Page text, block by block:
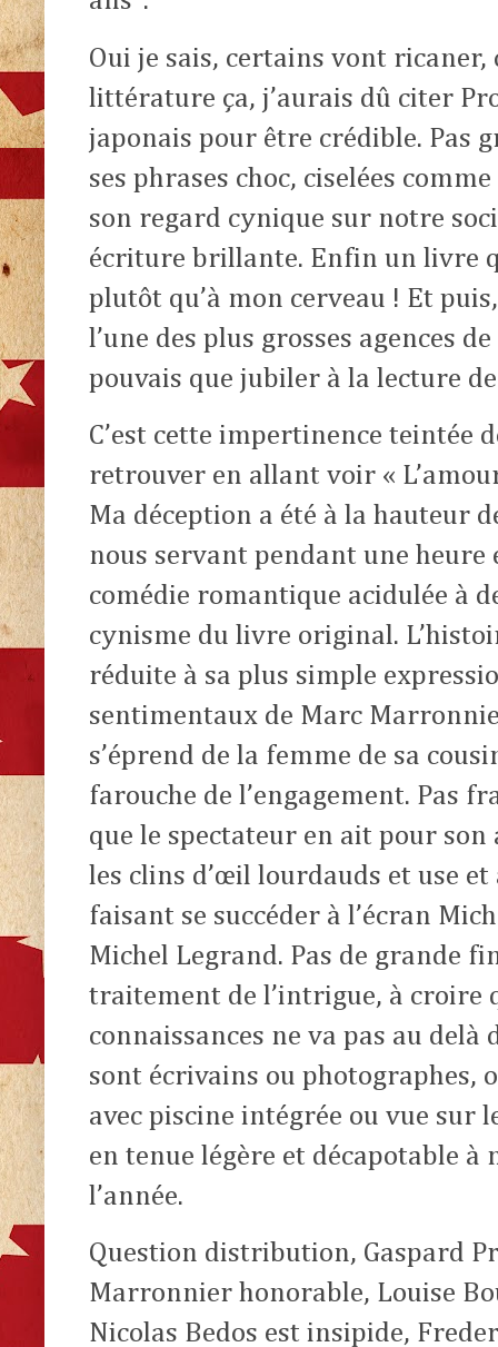
Oui je sais, certains vont ricaner,
littérature ça, j’aurais dû citer
japonais pour être crédible. Pas
ses phrases choc, ciselées
son regard cynique sur notre
écriture brillante. Enfin un livre
plutôt qu’à mon cerveau ! Et
l’une des plus grosses agences
pouvais que jubiler à la lecture
C’est cette impertinence teintée
retrouver en allant voir «
Ma déception a été à la hauteur
nous servant pendant une heure
comédie romantique acidulée à
cynisme du livre original.
réduite à sa plus simple
sentimentaux de Marc
s’éprend de la femme de sa
farouche de l’engagement. Pas
que le spectateur en ait pour
les clins d’œil lourdauds et use
faisant se succéder à l’écran
Michel Legrand. Pas de grande
traitement de l’intrigue, à croire
connaissances ne va pas au delà
sont écrivains ou photographes,
avec piscine intégrée ou vue sur
en tenue légère et décapotable à
l’année.
Question distribution, Gaspard
Marronnier honorable, Louise
Nicolas Bedos est insipide,